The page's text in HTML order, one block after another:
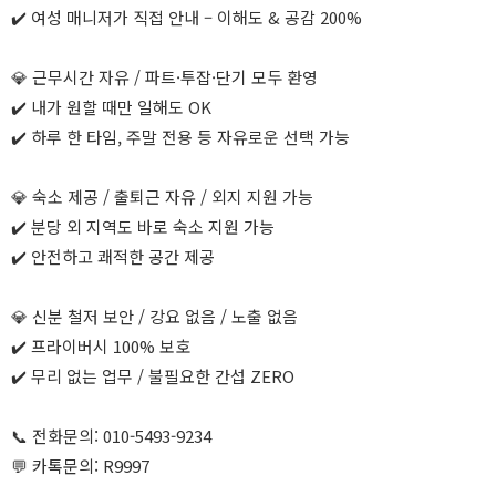
✔️ 여성 매니저가 직접 안내 – 이해도 & 공감 200%
💎 근무시간 자유 / 파트·투잡·단기 모두 환영
✔️ 내가 원할 때만 일해도 OK
✔️ 하루 한 타임, 주말 전용 등 자유로운 선택 가능
💎 숙소 제공 / 출퇴근 자유 / 외지 지원 가능
✔️ 분당 외 지역도 바로 숙소 지원 가능
✔️ 안전하고 쾌적한 공간 제공
💎 신분 철저 보안 / 강요 없음 / 노출 없음
✔️ 프라이버시 100% 보호
✔️ 무리 없는 업무 / 불필요한 간섭 ZERO
📞 전화문의: 010-5493-9234
💬 카톡문의: R9997